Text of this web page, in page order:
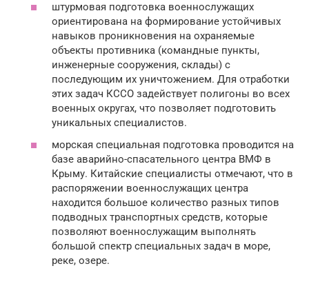
штурмовая подготовка военнослужащих
ориентирована на формирование устойчивых
навыков проникновения на охраняемые
объекты противника (командные пункты,
инженерные сооружения, склады) с
последующим их уничтожением. Для отработки
этих задач КССО задействует полигоны во всех
военных округах, что позволяет подготовить
уникальных специалистов.
морская специальная подготовка проводится на
базе аварийно-спасательного центра ВМФ в
Крыму. Китайские специалисты отмечают, что в
распоряжении военнослужащих центра
находится большое количество разных типов
подводных транспортных средств, которые
позволяют военнослужащим выполнять
большой спектр специальных задач в море,
реке, озере.